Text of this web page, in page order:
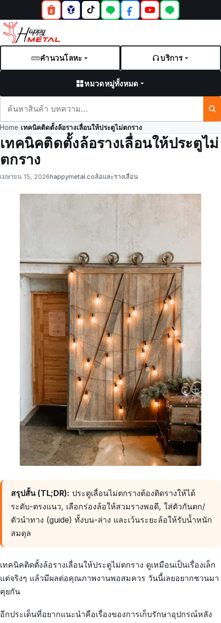
คำนวนโลหะ บริการ
หมวดหมู่ทั้งหมด
และ
บทความ
Home/เทคนิคติดตั้งล้อรางเลื่อนให้ประตูไม่ตกราง
เทคนิคติดตั้งล้อรางเลื่อนให้ประตูไม่
ตกราง
Posted
เมษายน 15, 2026by
happymetal.coin
ล้อและรางเลื่อน
สรุปสั้น (TL;DR): ประตูเลื่อนไม่ตกรางต้องติดรางให้ได้
ระดับ-ตรงแนว, เลือกร่องล้อให้สวมรางพอดี, ใส่ตัวกันตก/
ตัวนำทาง (guide) ทั้งบน-ล่าง และเว้นระยะล้อให้รับน้ำหนัก
สมดุล
เทคนิคติดตั้งล้อรางเลื่อนให้ประตูไม่ตกราง ดูเหมือนเป็นเรื่องเล็ก
แต่จริงๆ แล้วมีผลต่อคุณภาพงานพอสมควร วันนี้เลยอยากชวนมา
คุยกัน
อีกประเด็นที่อยากแนะนำคือเรื่องของการเก็บรักษาอุปกรณ์หลัง